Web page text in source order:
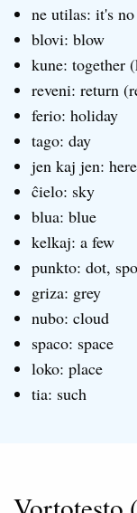
ne utilas: it's no
blovi: blow
kune: together
reveni: return
ferio: holiday
tago: day
jen kaj jen:
ĉielo: sky
blua: blue
kelkaj: a few
punkto: dot,
griza: grey
nubo: cloud
spaco: space
loko: place
tia: such